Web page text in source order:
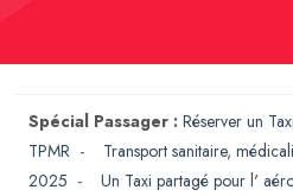
Spécial Passager : Réserver un
TPMR - Transport sanitaire,
2025 - Un Taxi partagé pour l'